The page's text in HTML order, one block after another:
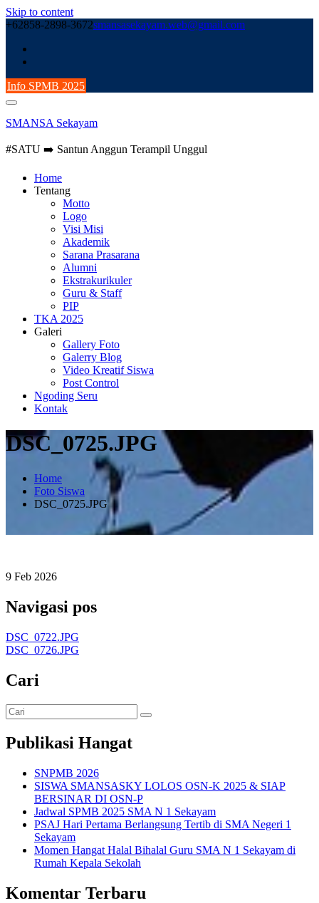
Skip to content
+62858-2898-3672smansasekayam.web@gmail.com
Info SPMB 2025
SMANSA Sekayam
#SATU ➡️ Santun Anggun Terampil Unggul
Home
Tentang
Motto
Logo
Visi Misi
Akademik
Sarana Prasarana
Alumni
Ekstrakurikuler
Guru & Staff
PIP
TKA 2025
Galeri
Gallery Foto
Galerry Blog
Video Kreatif Siswa
Post Control
Ngoding Seru
Kontak
DSC_0725.JPG
Home
Foto Siswa
DSC_0725.JPG
9 Feb 2026
Navigasi pos
DSC_0722.JPG
DSC_0726.JPG
Cari
Publikasi Hangat
SNPMB 2026
SISWA SMANSASKY LOLOS OSN-K 2025 & SIAP
BERSINAR DI OSN-P
Jadwal SPMB 2025 SMA N 1 Sekayam
PSAJ Hari Pertama Berlangsung Tertib di SMA Negeri 1
Sekayam
Momen Hangat Halal Bihalal Guru SMA N 1 Sekayam di
Rumah Kepala Sekolah
Komentar Terbaru